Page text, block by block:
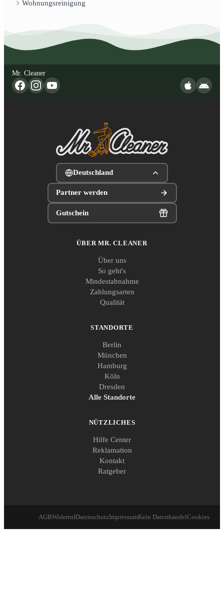
Wohnungsreinigung
Mr. Cleaner
Deutschland
Partner werden
Gutschein
ÜBER MR. CLEANER
Über uns
So geht's
Mindestabnahme
Zahlungsarten
Qualität
STANDORTE
Berlin
München
Hamburg
Köln
Dresden
Alle Standorte
NÜTZLICHES
Hilfe Center
Reklamation
Kontakt
Ratgeber
AGBWiderrufDatenschutzImpressumKein DatenhandelCookies